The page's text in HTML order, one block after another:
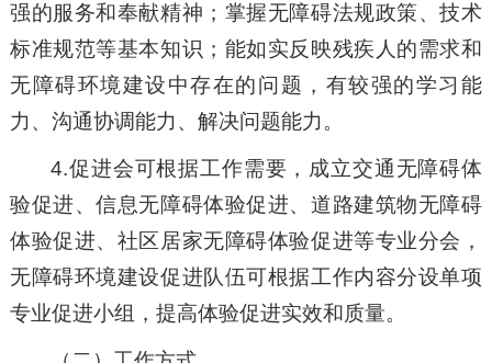
强的服务和奉献精神；掌握无障碍法规政策、技术
标准规范等基本知识；能如实反映残疾人的需求和
无障碍环境建设中存在的问题，有较强的学习能
力、沟通协调能力、解决问题能力。
4.促进会可根据工作需要，成立交通无障碍体
验促进、信息无障碍体验促进、道路建筑物无障碍
体验促进、社区居家无障碍体验促进等专业分会，
无障碍环境建设促进队伍可根据工作内容分设单项
专业促进小组，提高体验促进实效和质量。